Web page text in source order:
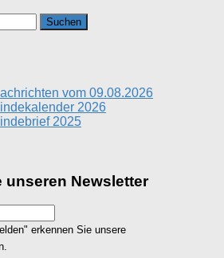
vom 09.08.2026
2026
2025
unseren Newsletter
erkennen Sie unsere